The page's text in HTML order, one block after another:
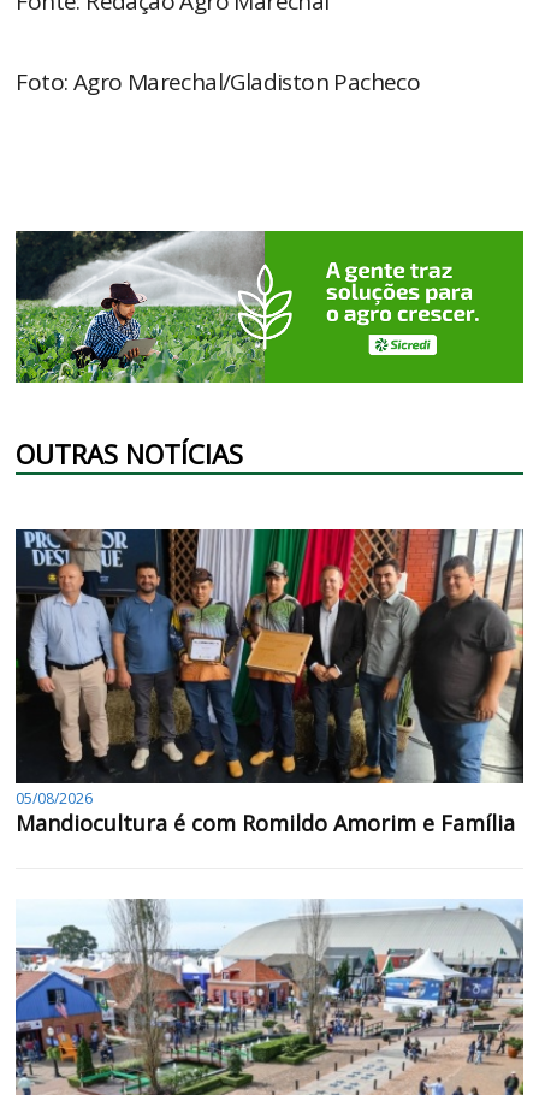
Foto: Agro Marechal/Gladiston Pacheco
OUTRAS NOTÍCIAS
05/08/2026
Mandiocultura é com Romildo Amorim e Família